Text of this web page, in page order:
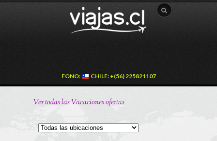
FONO: CHILE: +(56) 225821107
Ver todas las Vacaciones ofertas